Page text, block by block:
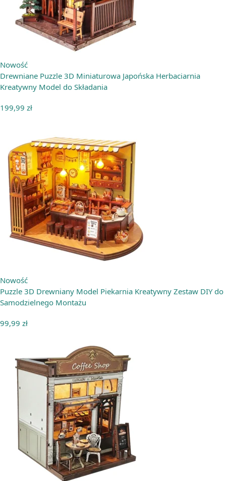
Nowość
Drewniane Puzzle 3D Miniaturowa Japońska Herbaciarnia
Kreatywny Model do Składania
199,99 zł
Nowość
Puzzle 3D Drewniany Model Piekarnia Kreatywny Zestaw DIY do
Samodzielnego Montażu
99,99 zł